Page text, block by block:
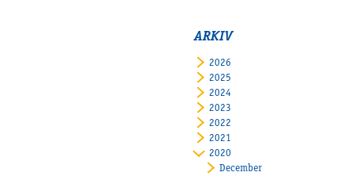
ARKIV
2026
2025
2024
2023
2022
2021
2020
December